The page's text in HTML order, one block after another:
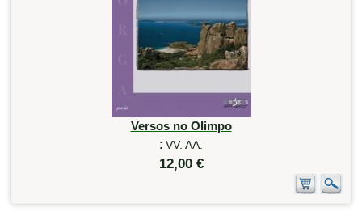
Versos no Olimpo
: VV. AA.
12,00 €